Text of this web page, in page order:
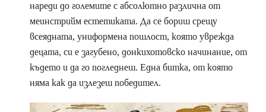
нареди до големите с абсолютно различна от
меинстрийм естетиката. Да се бориш срещу
всеядната, униформена пошлост, която уврежда
децата, си е загубено, донкихотовско начинание, от
където и да го погледнеш. Една битка, от която
няма как да излезеш победител.